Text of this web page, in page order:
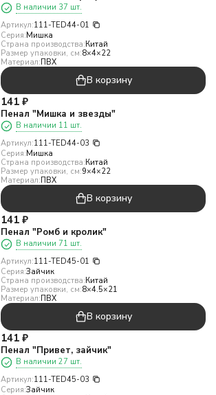
В наличии 37 шт.
Артикул:111-TED44-01
Серия:Мишка
Страна производства:Китай
Размер упаковки, см:8×4×22
Материал:ПВХ
В корзину
141 ₽
Пенал "Мишка и звезды"
В наличии 11 шт.
Артикул:111-TED44-03
Серия:Мишка
Страна производства:Китай
Размер упаковки, см:9×4×22
Материал:ПВХ
В корзину
141 ₽
Пенал "Ромб и кролик"
В наличии 71 шт.
Артикул:111-TED45-01
Серия:Зайчик
Страна производства:Китай
Размер упаковки, см:8×4.5×21
Материал:ПВХ
В корзину
141 ₽
Пенал "Привет, зайчик"
В наличии 27 шт.
Артикул:111-TED45-03
Серия:Зайчик